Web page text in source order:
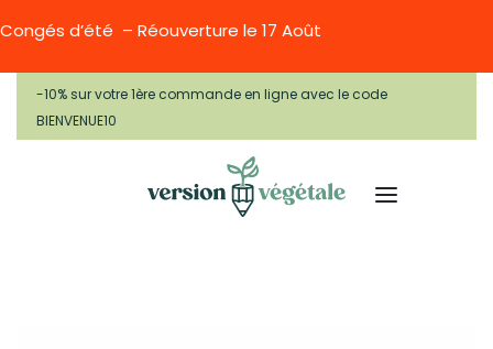
Congés d’été – Réouverture le 17 Août
-10% sur votre 1ère commande en ligne avec le code
BIENVENUE10